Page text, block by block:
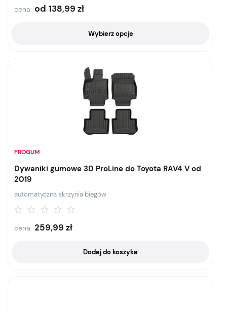
cena: od 138,99 zł
Wybierz opcje
FROGUM
Dywaniki gumowe 3D ProLine do Toyota RAV4 V od
2019
automatyczna skrzynia biegów
cena: 259,99 zł
Dodaj do koszyka